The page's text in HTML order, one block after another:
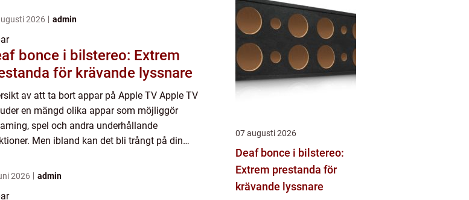
2026 admin
bonce i bilstereo: Extrem
för krävande lyssnare
av att ta bort appar på Apple TV Apple TV
en mängd olika appar som möjliggör
spel och andra underhållande
Men ibland kan det bli trångt på din
utrym...
2026 admin
07 augusti 2026
Deaf bonce i bilstereo:
Extrem prestanda för
krävande lyssnare